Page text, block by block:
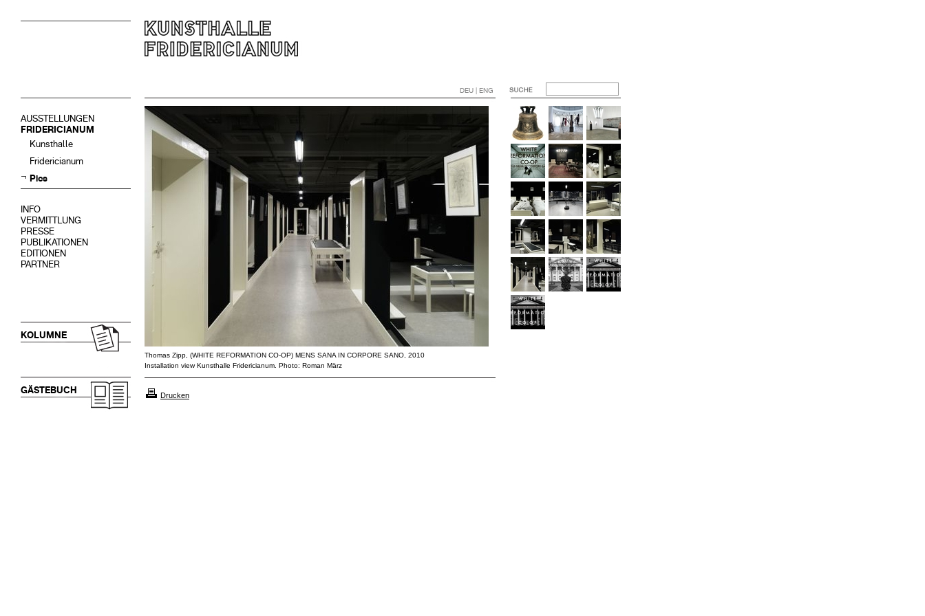
DEU | ENG
AUSSTELLUNGEN
FRIDERICIANUM
Kunsthalle
Fridericianum
Pics
INFO
VERMITTLUNG
PRESSE
PUBLIKATIONEN
EDITIONEN
PARTNER
KOLUMNE
GÄSTEBUCH
Thomas Zipp, (WHITE REFORMATION CO-OP) MENS SANA IN CORPORE SANO, 2010
Installation view Kunsthalle Fridericianum. Photo: Roman März
Drucken